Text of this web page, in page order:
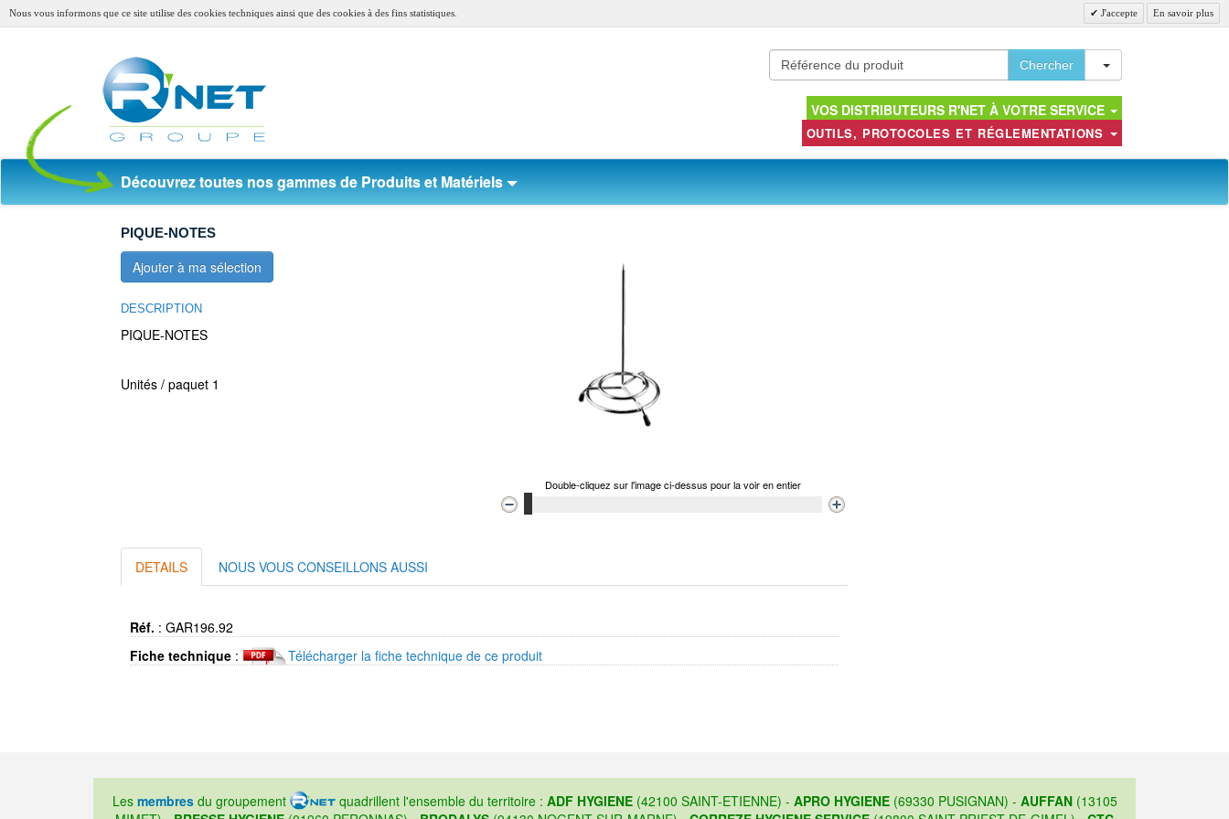
Nous vous informons que ce site utilise des cookies techniques ainsi que des cookies à des fins statistiques. J'accepte En savoir plus
Chercher Toggle Dropdown
VOS DISTRIBUTEURS R'NET À VOTRE SERVICE
OUTILS, PROTOCOLES ET RÉGLEMENTATIONS
Découvrez toutes nos gammes de Produits et Matériels
PIQUE-NOTES
Ajouter à ma sélection
DESCRIPTION
PIQUE-NOTES
Unités / paquet 1
Double-cliquez sur l'image ci-dessus pour la voir en entier
DETAILS NOUS VOUS CONSEILLONS AUSSI
Réf. : GAR196.92
Fiche technique : Télécharger la fiche technique de ce produit
Les membresdu groupement quadrillent l'ensemble du territoire : ADF HYGIENE(42100 SAINT-ETIENNE) - APRO HYGIENE(69330 PUSIGNAN) - AUFFAN(13105